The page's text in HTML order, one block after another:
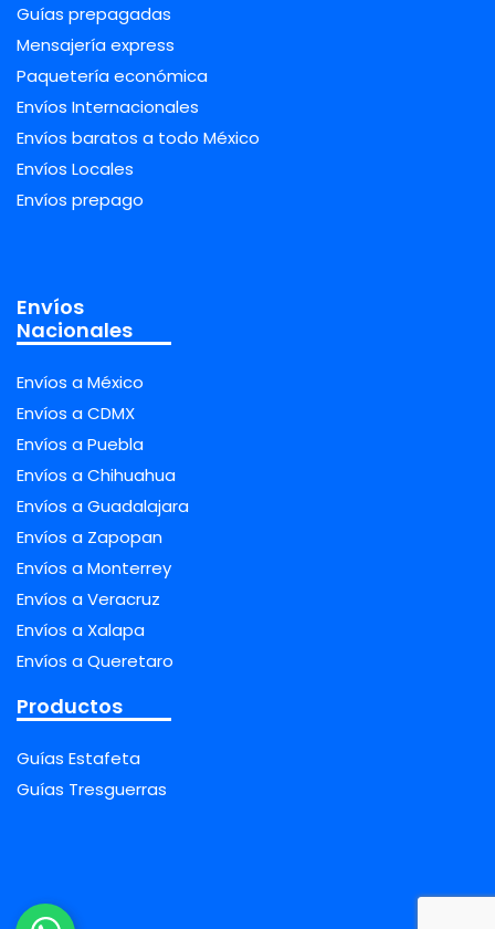
Guías prepagadas
Mensajería express
Paquetería económica
Envíos Internacionales
Envíos baratos a todo México
Envíos Locales
Envíos prepago
Envíos
Nacionales
Envíos a México
Envíos a CDMX
Envíos a Puebla
Envíos a Chihuahua
Envíos a Guadalajara
Envíos a Zapopan
Envíos a Monterrey
Envíos a Veracruz
Envíos a Xalapa
Envíos a Queretaro
Productos
Guías Estafeta
Guías Tresguerras